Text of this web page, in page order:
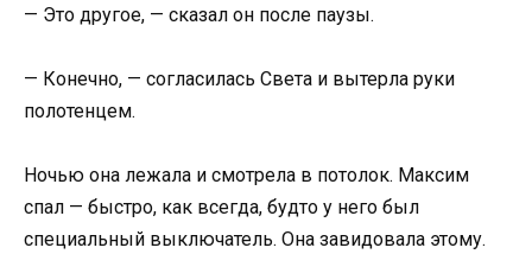
— Это другое, — сказал он после паузы.
— Конечно, — согласилась Света и вытерла руки
полотенцем.
Ночью она лежала и смотрела в потолок. Максим
спал — быстро, как всегда, будто у него был
специальный выключатель. Она завидовала этому.